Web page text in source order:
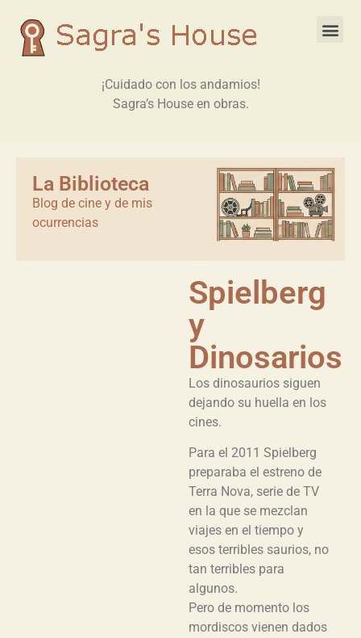
¡Cuidado con los andamios!
Sagra’s House en obras.
La Biblioteca
Blog de cine y de mis
ocurrencias
Spielberg
y
Dinosarios
Los dinosaurios siguen
dejando su huella en los
cines.
Para el 2011 Spielberg
preparaba el estreno de
Terra Nova, serie de TV
en la que se mezclan
viajes en el tiempo y
esos terribles saurios, no
tan terribles para
algunos.
Pero de momento los
mordiscos vienen dados